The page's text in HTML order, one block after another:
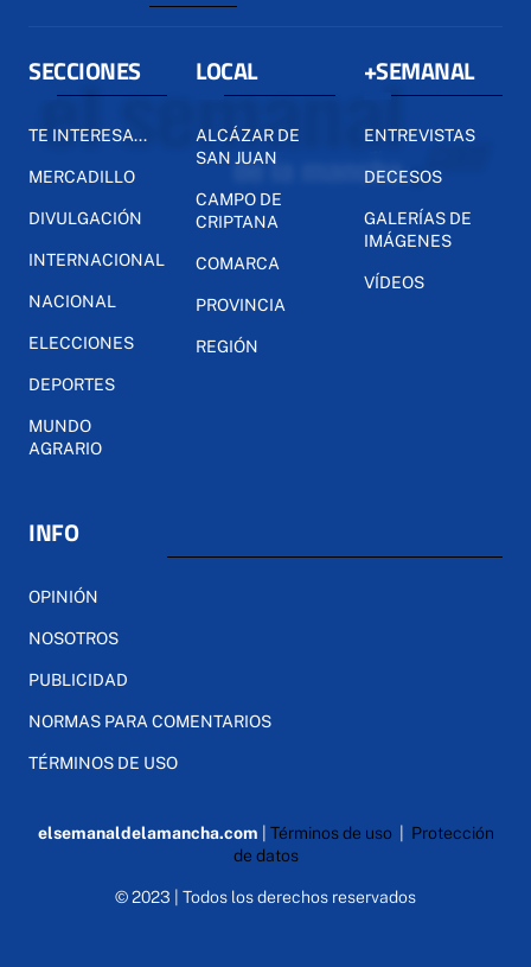
SECCIONES
TE INTERESA...
MERCADILLO
DIVULGACIÓN
INTERNACIONAL
NACIONAL
ELECCIONES
DEPORTES
MUNDO
AGRARIO
LOCAL
ALCÁZAR DE
SAN JUAN
CAMPO DE
CRIPTANA
COMARCA
PROVINCIA
REGIÓN
+SEMANAL
ENTREVISTAS
DECESOS
GALERÍAS DE
IMÁGENES
VÍDEOS
INFO
OPINIÓN
NOSOTROS
PUBLICIDAD
NORMAS PARA COMENTARIOS
TÉRMINOS DE USO
elsemanaldelamancha.com | Términos de uso| Protección
de datos
© 2023 | Todos los derechos reservados